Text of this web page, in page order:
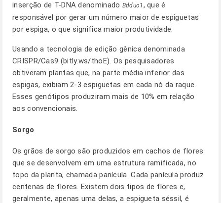
inserção de T-DNA denominado Bdduo1 , que é
responsável por gerar um número maior de espiguetas
por espiga, o que significa maior produtividade.
Usando a tecnologia de edição gênica denominada
CRISPR/Cas9 (bitly.ws/thoE). Os pesquisadores
obtiveram plantas que, na parte média inferior das
espigas, exibiam 2-3 espiguetas em cada nó da raque.
Esses genótipos produziram mais de 10% em relação
aos convencionais.
Sorgo
Os grãos de sorgo são produzidos em cachos de flores
que se desenvolvem em uma estrutura ramificada, no
topo da planta, chamada panícula. Cada panícula produz
centenas de flores. Existem dois tipos de flores e,
geralmente, apenas uma delas, a espigueta séssil, é